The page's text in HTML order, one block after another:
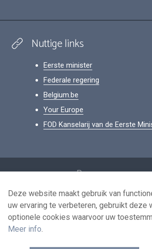
Nuttige links
Eerste minister
Federale regering
Belgium.be
Your Europe
FOD Kanselarij van de Eerste
Persoonsgegevens
Voorwaarden voor het
Contacteer ons
Deze website maakt gebruik van
uw ervaring te verbeteren, gebruikt deze
optionele cookies waarvoor uw
Meer info.